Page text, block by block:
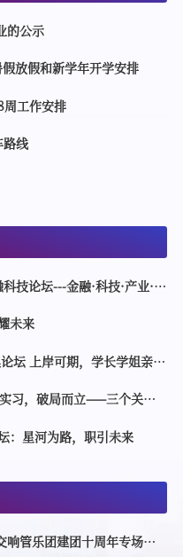
的公示
放假和新学年开学安排
工作安排
路线
技论坛---金融·科技·产业·教
未来
姐亲
习，破局而立——三个关
：星河为路，职引未来
管乐团建团十周年专场演